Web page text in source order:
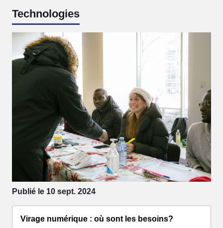
Technologies
Publié le 10 sept. 2024
Virage numérique : où sont les besoins?